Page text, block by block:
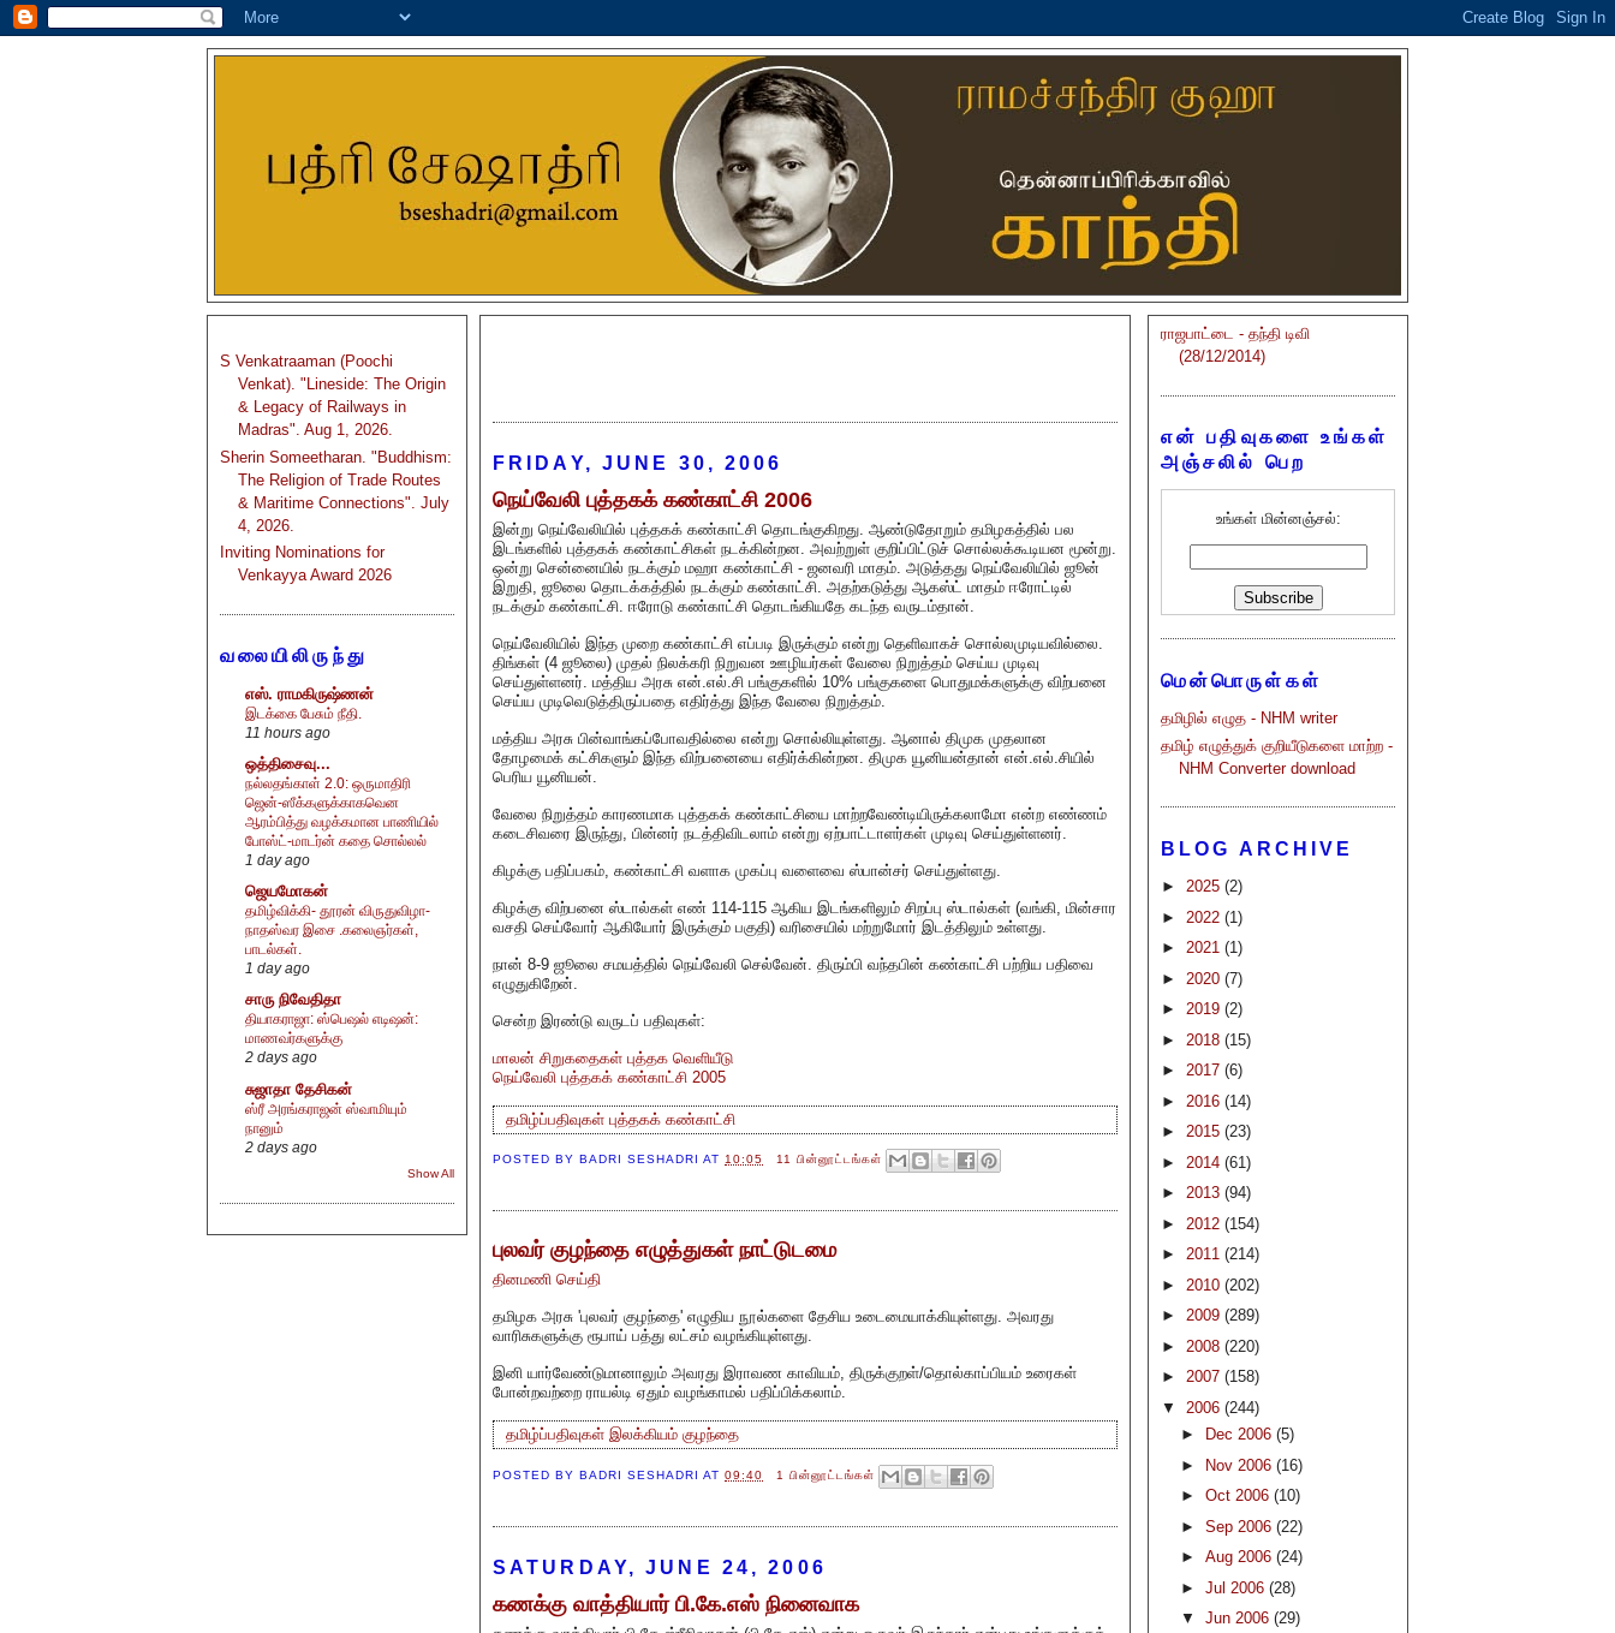
S Venkatraaman (Poochi
Venkat). "Lineside: The Origin
& Legacy of Railways in
Madras". Aug 1, 2026.
Sherin Someetharan. "Buddhism:
The Religion of Trade Routes
& Maritime Connections". July
4, 2026.
Inviting Nominations for
Venkayya Award 2026
வலையிலிருந்து
எஸ். ராமகிருஷ்ணன்
இடக்கை பேசும் நீதி.
11 hours ago
ஒத்திசைவு...
நல்லதங்காள் 2.0: ஒருமாதிரி
ஜென்-ஸீக்களுக்காகவென
ஆரம்பித்து வழக்கமான பாணியில்
போஸ்ட்-மாடர்ன் கதை சொல்லல்
1 day ago
ஜெயமோகன்
தமிழ்விக்கி- தூரன் விருதுவிழா-
நாதஸ்வர இசை .கலைஞர்கள்,
பாடல்கள்.
1 day ago
சாரு நிவேதிதா
தியாகராஜா: ஸ்பெஷல் எடிஷன்:
மாணவர்களுக்கு
2 days ago
சுஜாதா தேசிகன்
ஸ்ரீ அரங்கராஜன் ஸ்வாமியும்
நானும்
2 days ago
Show All
FRIDAY, JUNE 30, 2006
நெய்வேலி புத்தகக் கண்காட்சி 2006
இன்று நெய்வேலியில் புத்தகக் கண்காட்சி தொடங்குகிறது. ஆண்டுதோறும் தமிழகத்தில் பல
இடங்களில் புத்தகக் கண்காட்சிகள் நடக்கின்றன. அவற்றுள் குறிப்பிட்டுச் சொல்லக்கூடியன மூன்று.
ஒன்று சென்னையில் நடக்கும் மஹா கண்காட்சி - ஜனவரி மாதம். அடுத்தது நெய்வேலியில் ஜூன்
இறுதி, ஜூலை தொடக்கத்தில் நடக்கும் கண்காட்சி. அதற்கடுத்து ஆகஸ்ட் மாதம் ஈரோட்டில்
நடக்கும் கண்காட்சி. ஈரோடு கண்காட்சி தொடங்கியதே கடந்த வருடம்தான்.
நெய்வேலியில் இந்த முறை கண்காட்சி எப்படி இருக்கும் என்று தெளிவாகச் சொல்லமுடியவில்லை.
திங்கள் (4 ஜூலை) முதல் நிலக்கரி நிறுவன ஊழியர்கள் வேலை நிறுத்தம் செய்ய முடிவு
செய்துள்ளனர். மத்திய அரசு என்.எல்.சி பங்குகளில் 10% பங்குகளை பொதுமக்களுக்கு விற்பனை
செய்ய முடிவெடுத்திருப்பதை எதிர்த்து இந்த வேலை நிறுத்தம்.
மத்திய அரசு பின்வாங்கப்போவதில்லை என்று சொல்லியுள்ளது. ஆனால் திமுக முதலான
தோழமைக் கட்சிகளும் இந்த விற்பனையை எதிர்க்கின்றன. திமுக யூனியன்தான் என்.எல்.சியில்
பெரிய யூனியன்.
வேலை நிறுத்தம் காரணமாக புத்தகக் கண்காட்சியை மாற்றவேண்டியிருக்கலாமோ என்ற எண்ணம்
கடைசிவரை இருந்து, பின்னர் நடத்திவிடலாம் என்று ஏற்பாட்டாளர்கள் முடிவு செய்துள்ளனர்.
கிழக்கு பதிப்பகம், கண்காட்சி வளாக முகப்பு வளைவை ஸ்பான்சர் செய்துள்ளது.
கிழக்கு விற்பனை ஸ்டால்கள் எண் 114-115 ஆகிய இடங்களிலும் சிறப்பு ஸ்டால்கள் (வங்கி, மின்சார
வசதி செய்வோர் ஆகியோர் இருக்கும் பகுதி) வரிசையில் மற்றுமோர் இடத்திலும் உள்ளது.
நான் 8-9 ஜூலை சமயத்தில் நெய்வேலி செல்வேன். திரும்பி வந்தபின் கண்காட்சி பற்றிய பதிவை
எழுதுகிறேன்.
சென்ற இரண்டு வருடப் பதிவுகள்:
மாலன் சிறுகதைகள் புத்தக வெளியீடு
நெய்வேலி புத்தகக் கண்காட்சி 2005
தமிழ்ப்பதிவுகள் புத்தகக் கண்காட்சி
POSTED BY BADRI SESHADRI AT10:05 11 பின்னூட்டங்கள்
புலவர் குழந்தை எழுத்துகள் நாட்டுடமை
தினமணி செய்தி
தமிழக அரசு 'புலவர் குழந்தை' எழுதிய நூல்களை தேசிய உடைமையாக்கியுள்ளது. அவரது
வாரிசுகளுக்கு ரூபாய் பத்து லட்சம் வழங்கியுள்ளது.
இனி யார்வேண்டுமானாலும் அவரது இராவண காவியம், திருக்குறள்/தொல்காப்பியம் உரைகள்
போன்றவற்றை ராயல்டி ஏதும் வழங்காமல் பதிப்பிக்கலாம்.
தமிழ்ப்பதிவுகள் இலக்கியம் குழந்தை
POSTED BYBADRI SESHADRI AT09:40 1 பின்னூட்டங்கள்
SATURDAY, JUNE 24, 2006
கணக்கு வாத்தியார் பி.கே.எஸ் நினைவாக
ராஜபாட்டை - தந்தி டிவி
(28/12/2014)
என் பதிவுகளை உங்கள்
அஞ்சலில் பெற
உங்கள் மின்னஞ்சல்:
மென்பொருள்கள்
தமிழில் எழுத - NHM writer
தமிழ் எழுத்துக் குறியீடுகளை மாற்ற -
NHM Converter download
BLOG ARCHIVE
► 2025 (2)
► 2022 (1)
► 2021 (1)
► 2020 (7)
► 2019 (2)
► 2018 (15)
► 2017 (6)
► 2016 (14)
► 2015 (23)
► 2014 (61)
► 2013 (94)
► 2012 (154)
► 2011 (214)
► 2010 (202)
► 2009 (289)
► 2008 (220)
► 2007 (158)
▼ 2006 (244)
►
Dec 2006 (5)
► Nov 2006 (16)
► Oct 2006 (10)
► Sep 2006 (22)
► Aug 2006 (24)
► Jul 2006 (28)
▼ Jun 2006 (29)